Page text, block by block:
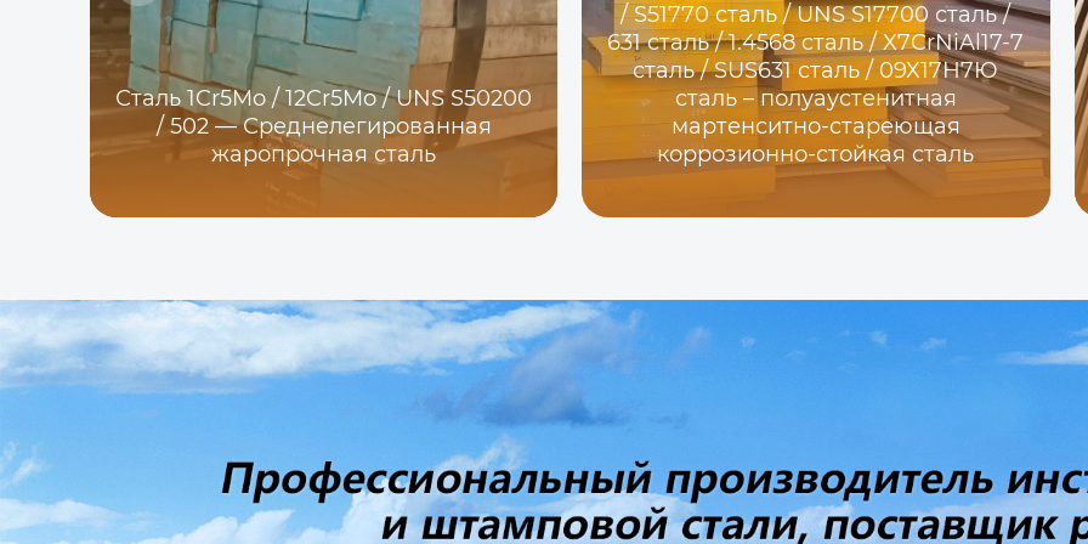
Сталь 1Cr5Mo / 12Cr5Mo / UNS S50200
/ 502 — Среднелегированная
жаропрочная сталь
/ S51770 сталь / UNS S17700 сталь /
631 сталь / 1.4568 сталь / X7CrNiAl17-7
сталь / SUS631 сталь / 09Х17Н7Ю
сталь – полуаустенитная
мартенситно-стареющая
коррозионно-стойкая сталь